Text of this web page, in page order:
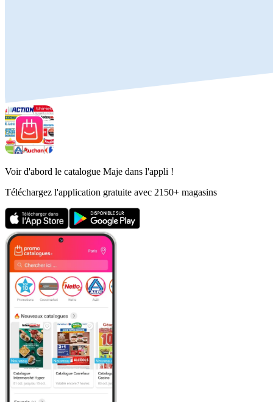
Voir d'abord le catalogue Maje dans l'appli !
Téléchargez l'application gratuite avec 2150+ magasins